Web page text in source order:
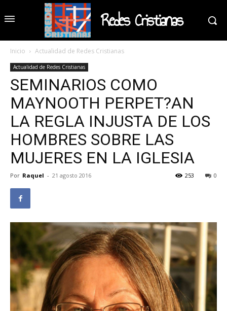
Redes Cristianas
Inicio Actualidad de Redes Cristianas
Actualidad de Redes Cristianas
SEMINARIOS COMO
MAYNOOTH PERPET?AN
LA REGLA INJUSTA DE LOS
HOMBRES SOBRE LAS
MUJERES EN LA IGLESIA
Por Raquel - 21 agosto 2016 0
253